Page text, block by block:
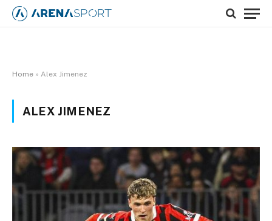
Home » Alex Jimenez
ALEX JIMENEZ